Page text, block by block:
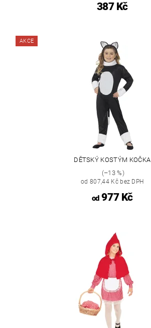
387 Kč
AKCE
DĚTSKÝ KOSTÝM KOČKA
(–13 %)
od 807,44 Kč bez DPH
od977 Kč